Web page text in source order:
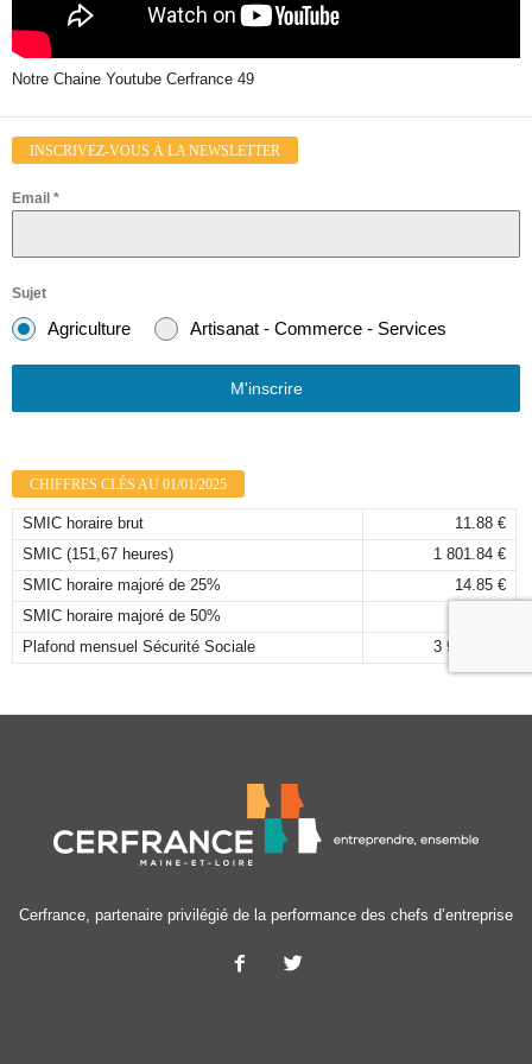
Notre Chaine Youtube Cerfrance 49
INSCRIVEZ-VOUS À LA NEWSLETTER
Email *
Sujet
Agriculture Artisanat - Commerce - Services
M'inscrire
CHIFFRES CLÉS AU 01/01/2025
SMIC horaire brut
11.88 €
SMIC (151,67 heures)
1 801.84 €
SMIC horaire majoré de 25%
14.85 €
SMIC horaire majoré de 50%
Plafond mensuel Sécurité Sociale
3 925,00 €
Cerfrance, partenaire privilégié de la performance des chefs d’entreprise